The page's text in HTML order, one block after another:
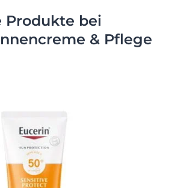
Produkte bei
& Pflege